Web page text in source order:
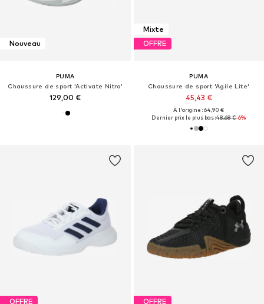
Nouveau
PUMA
Chaussure de sport 'Activate Nitro'
129,00 €
Mixte
OFFRE
PUMA
Chaussure de sport 'Agile Lite'
45,43 €
À l'origine : 64,90 €
Dernier prix le plus bas :48,68 €-6%
OFFRE OFFRE